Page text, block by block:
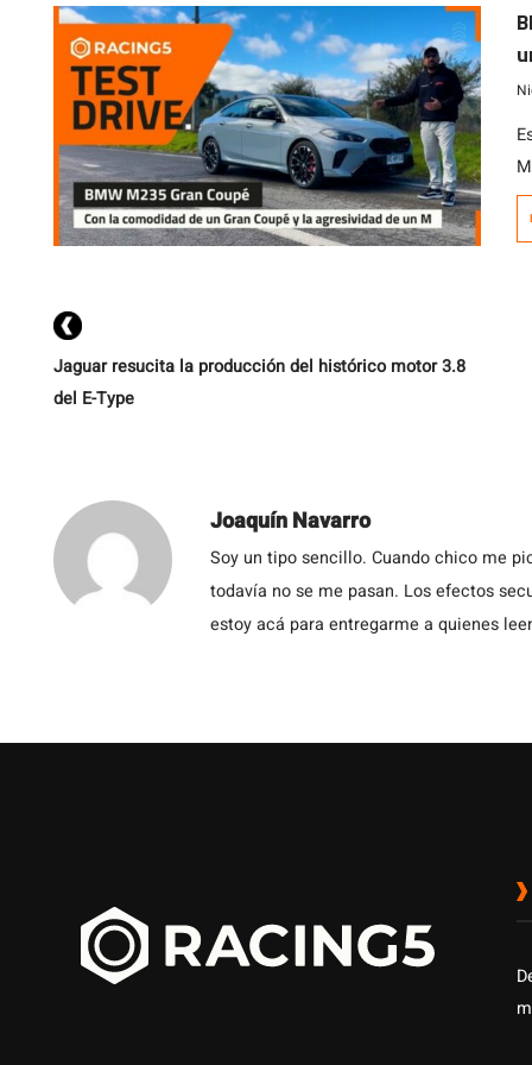
Jaguar resucita la producción del histórico motor 3.8
del E-Type
Joaquín Navarro
Soy un tipo sencillo. Cuando chico me
todavía no se me pasan. Los efectos
estoy acá para entregarme a quienes